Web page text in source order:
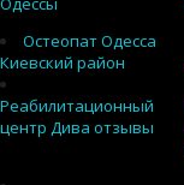
Остеопат Одесса
Киевский район
Реабилитационный
центр Дива отзывы